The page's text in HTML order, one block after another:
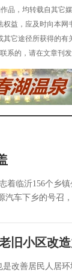
品，均转载自其它
益，应及时向本
它途径所获得的
系的，请在文章刊发
临沂156个乡
汽车下乡的号召
旧小区改
改善居民人居